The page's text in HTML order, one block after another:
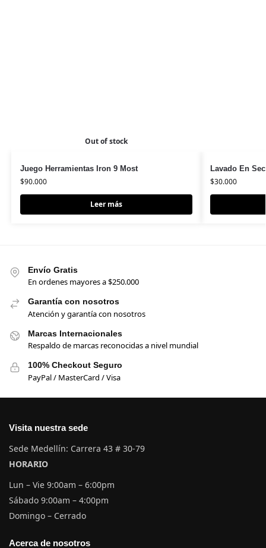
Out of stock
Juego Herramientas Iron 9 Most
$90.000
Leer más
Lavado En
$30.000
Envío Gratis
En ordenes mayores a $250.000
Garantía con nosotros
Atención y garantía con nosotros
Marcas Internacionales
Respaldo de marcas reconocidas a nivel mundial
100% Checkout Seguro
PayPal / MasterCard / Visa
Visita nuestra sede
Sede Medellín: Carrera 43 # 30-79
HORARIO
Lun – Vie 9:00am – 6:00pm
Sábado 9:00am – 4:00pm
Domingo – Cerrado
Acerca de nosotros